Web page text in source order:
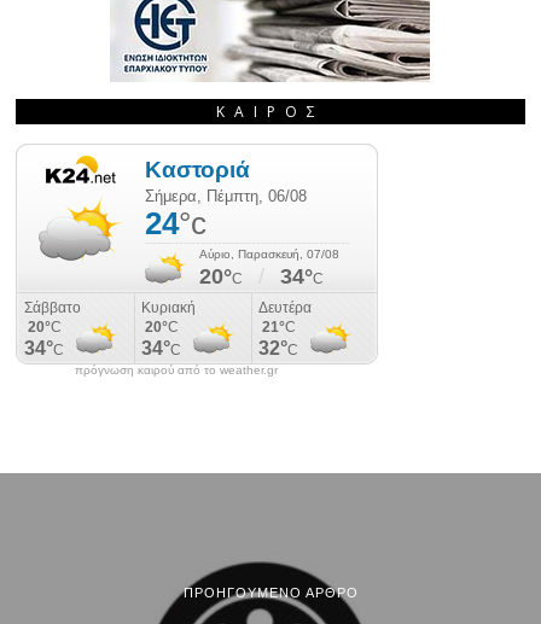
ΚΑΙΡΌΣ
πρόγνωση καιρού από το weather.gr
ΠΡΟΗΓΟΎΜΕΝΟ ΆΡΘΡΟ